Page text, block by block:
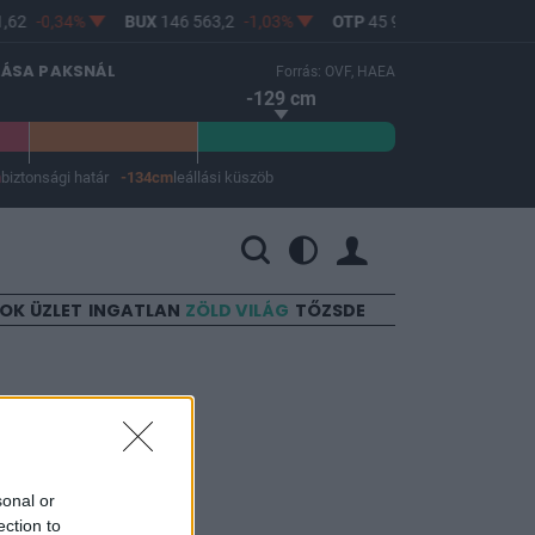
or
to
-0,34% BUX146 563,2 -1,03% OTP45 900
PAKSNÁL Forrás: OVF, HAEA
-129 cm
biztonsági határ -134cm leállási küszöb
ÜZLET INGATLAN ZÖLD VILÁG TŐZSDE